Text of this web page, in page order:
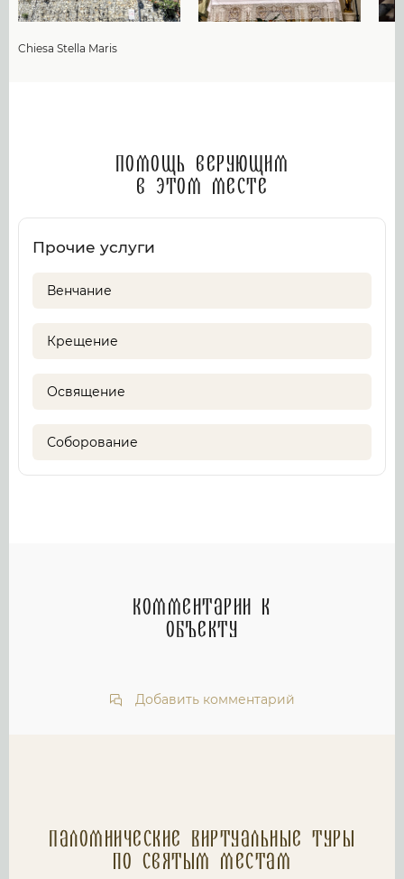
Chiesa Stella Maris
Помощь верующим
в этом месте
Прочие услуги
Венчание
Крещение
Освящение
Соборование
Комментарии к
объекту
Добавить комментарий
Паломнические Виртуальные туры
по святым местам